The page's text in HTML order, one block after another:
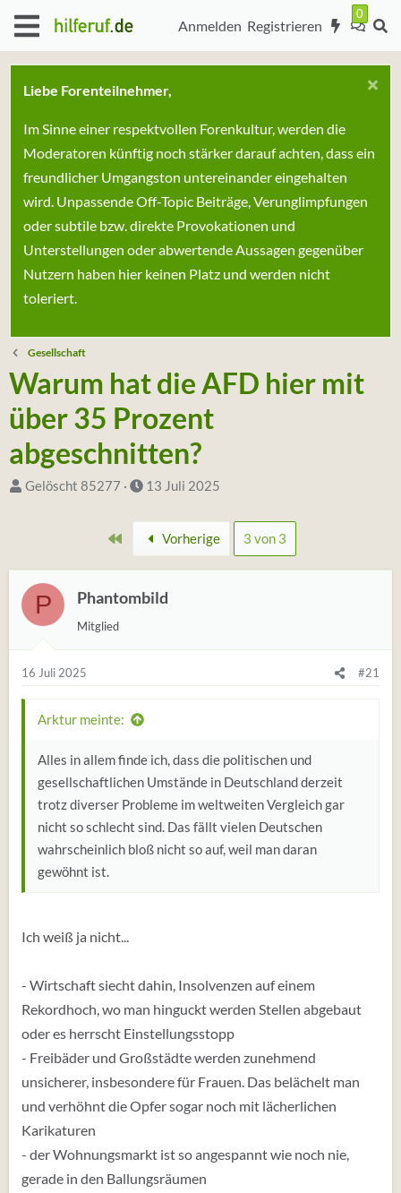
Anmelden Registrieren
Liebe Forenteilnehmer,
Im Sinne einer respektvollen Forenkultur, werden die
Moderatoren künftig noch stärker darauf achten, dass ein
freundlicher Umgangston untereinander eingehalten
wird. Unpassende Off-Topic Beiträge, Verunglimpfungen
oder subtile bzw. direkte Provokationen und
Unterstellungen oder abwertende Aussagen gegenüber
Nutzern haben hier keinen Platz und werden nicht
toleriert.
Gesellschaft
Warum hat die AFD hier mit
über 35 Prozent
abgeschnitten?
S
t
e
r
n
Gelöscht 85277
D
u
m
S
t
13 Juli 2025
Erste Vorherige 3 von 3
P Phantombild
Mitglied
16 Juli 2025 #21
Arktur meinte:
Alles in allem finde ich, dass die politischen und
gesellschaftlichen Umstände in Deutschland derzeit
trotz diverser Probleme im weltweiten Vergleich gar
nicht so schlecht sind. Das fällt vielen Deutschen
wahrscheinlich bloß nicht so auf, weil man daran
gewöhnt ist.
Ich weiß ja nicht...
- Wirtschaft siecht dahin, Insolvenzen auf einem
Rekordhoch, wo man hinguckt werden Stellen abgebaut
oder es herrscht Einstellungsstopp
- Freibäder und Großstädte werden zunehmend
unsicherer, insbesondere für Frauen. Das belächelt man
und verhöhnt die Opfer sogar noch mit lächerlichen
Karikaturen
- der Wohnungsmarkt ist so angespannt wie noch nie,
gerade in den Ballungsräumen